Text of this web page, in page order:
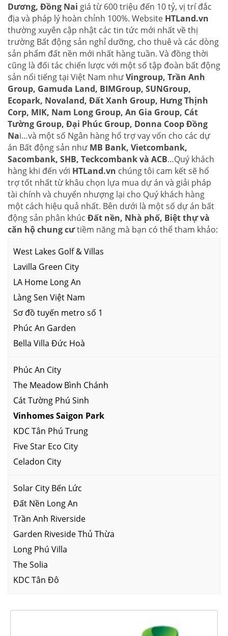
Dương, Đồng Nai giá từ 600 triệu đến 10 tỷ, vị trí đắc
địa và pháp lý hoàn chỉnh 100%. Website HTLand.vn
thường xuyên cập nhật các tin tức mới nhất về thị
trường Bất động sản nghỉ dưỡng, cho thuê và các dòng
sản phẩm đất nền mới nhất hàng tuần. Và đồng thời
cũng là đối tác chiến lược với một số tập đoàn bất động
sản nổi tiếng tại Việt Nam nhưVingroup, Trần Anh
Group, Gamuda Land, BIMGroup, SUNGroup,
Ecopark, Novaland, Đất Xanh Group, Hưng Thịnh
Corp, MIK, Nam Long Group, An Gia Group, Cát
Tường Group, Đại Phúc Group, Donna Coop Đồng
Nai…và một số Ngân hàng hổ trợ vay vốn cho các dự
án Bất động sản như MB Bank, Vietcombank,
Sacombank, SHB, Teckcombank và ACB…Quý khách
hàng khi đến với HTLand.vn chúng tôi cam kết sẽ hổ
trợ tốt nhất từ khâu chọn lựa mua dự án và giải pháp
tài chính và chuyển nhượng lại cho Quý khách hàng
một cách hiệu quả nhất. Bên dưới là một số dự án bất
động sản phân khúc Đất nền, Nhà phố, Biệt thự và
căn hộ chung cưtiềm năng mà bạn có thể tham khảo:
West Lakes Golf & Villas
Lavilla Green City
LA Home Long An
Làng Sen Việt Nam
Sơ đồ tuyến metro số 1
Phúc An Garden
Bella Villa Đức Hoà
Phúc An City
The Meadow Bình Chánh
Cát Tường Phú Sinh
Vinhomes Saigon Park
KDC Tân Phú Trung
Five Star Eco City
Celadon City
Solar City Bến Lức
Đất Nền Long An
Trần Anh Riverside
Garden Riveside Thủ Thừa
Long Phú Villa
The Solia
KDC Tân Đô